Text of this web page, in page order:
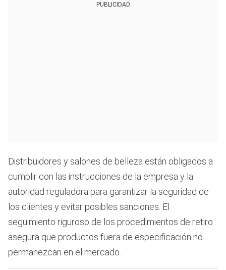
PUBLICIDAD
Distribuidores y salones de belleza están obligados a
cumplir con las instrucciones de la empresa y la
autoridad reguladora para garantizar la seguridad de
los clientes y evitar posibles sanciones. El
seguimiento riguroso de los procedimientos de retiro
asegura que productos fuera de especificación no
permanezcan en el mercado.